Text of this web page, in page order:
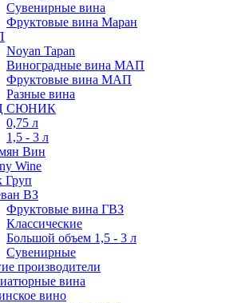
Сувенирные вина
Фруктовые вина Маран
Noyan Tapan
Виноградные вина МАП
Фруктовые вина МАП
Разные вина
СЮНИК
0,75 л
1,5 - 3 л
Вин
Wine
Груп
ВЗ
Фруктовые вина ГВЗ
Классические
Большой объем 1,5 - 3 л
Сувенирные
производители
вина
вино